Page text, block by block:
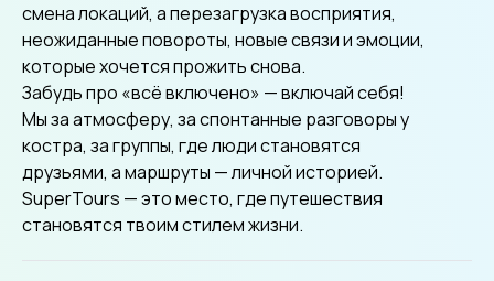
смена локаций, а перезагрузка восприятия,
неожиданные повороты, новые связи и эмоции,
которые хочется прожить снова.
Забудь про «всё включено» — включай себя!
Мы за атмосферу, за спонтанные разговоры у
костра, за группы, где люди становятся
друзьями, а маршруты — личной историей.
SuperTours — это место, где путешествия
становятся твоим стилем жизни.